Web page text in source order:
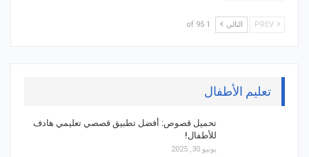
التالي 1 of 95
تعليم الأطفال
تحميل قصوص: أفضل تطبيق قصصي تعليمي هادف
للأطفال!
يونيو 30, 2025